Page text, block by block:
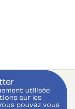
utilisée
sur les
pouvez vous